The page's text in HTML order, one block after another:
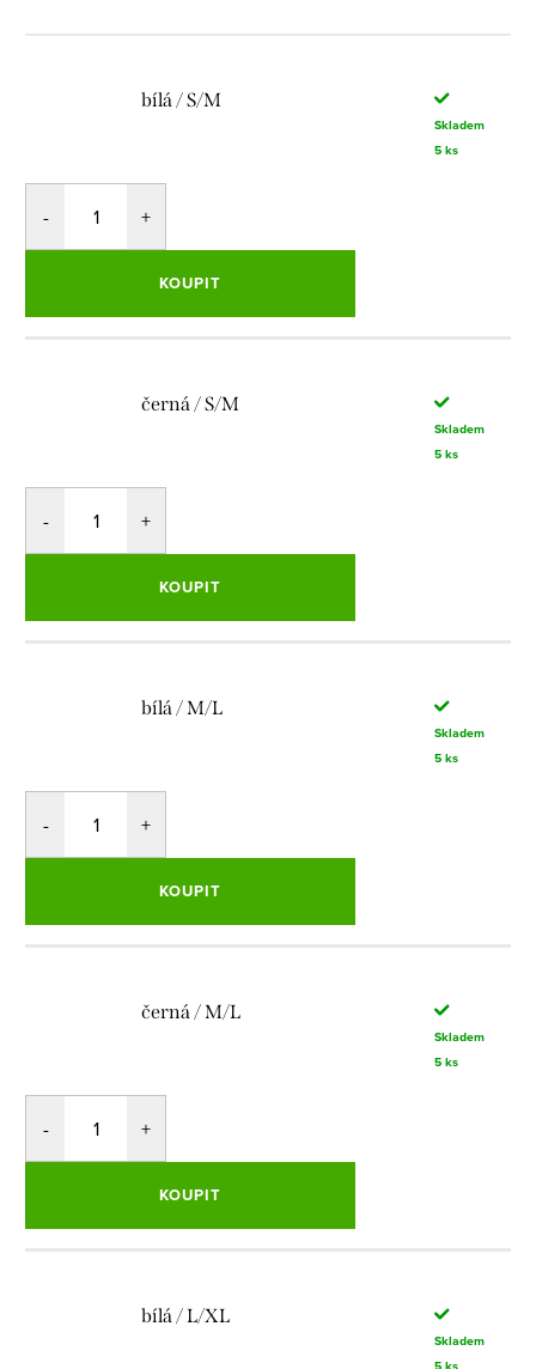
bílá / S/M
Skladem
5 ks
KOUPIT
černá / S/M
Skladem
5 ks
KOUPIT
bílá / M/L
Skladem
5 ks
KOUPIT
černá / M/L
Skladem
5 ks
KOUPIT
bílá / L/XL
Skladem